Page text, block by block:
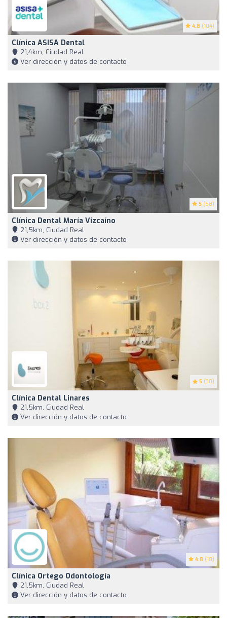
4.8 (104)
Clínica ASISA Dental
21,4km, Ciudad Real
Ver dirección y datos de contacto
5 (58)
Clínica Dental María Vizcaíno
21,5km, Ciudad Real
Ver dirección y datos de contacto
5 (30)
Clínica Dental Linares
21,5km, Ciudad Real
Ver dirección y datos de contacto
4.8 (18)
Clínica Ortego Odontología
21,5km, Ciudad Real
Ver dirección y datos de contacto